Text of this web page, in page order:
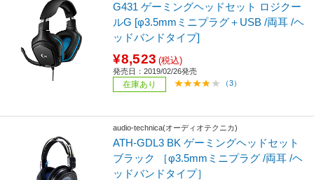
G431 ゲーミングヘッドセット ロジクー
ルG [φ3.5mmミニプラグ＋USB /両耳 /ヘ
ッドバンドタイプ]
¥8,523 (税込)
発売日：2019/02/26発売
在庫あり （3）
audio-technica(オーディオテクニカ)
ATH-GDL3 BK ゲーミングヘッドセット
ブラック ［φ3.5mmミニプラグ /両耳 /ヘ
ッドバンドタイプ］